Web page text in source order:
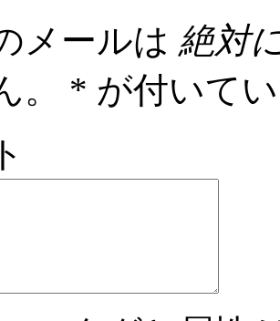
メールは 絶対
。 * が付いて